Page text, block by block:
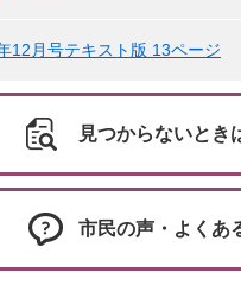
12月号テキスト版 13ページ
見つからないとき
市民の声・よくあ